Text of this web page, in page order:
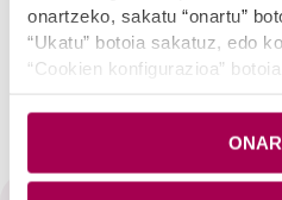
onartzeko, sakatu “onartu”
“Ukatu” botoia sakatuz, edo
“Cookien konfigurazioa”
POSTA
ZAITUGU